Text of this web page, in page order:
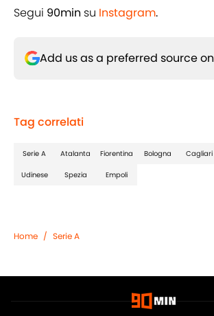
Segui 90min su Instagram.
Add us as a preferred source on
Tag correlati
Serie A Atalanta Fiorentina Bologna Cagliari
Udinese Spezia Empoli
Home / Serie A